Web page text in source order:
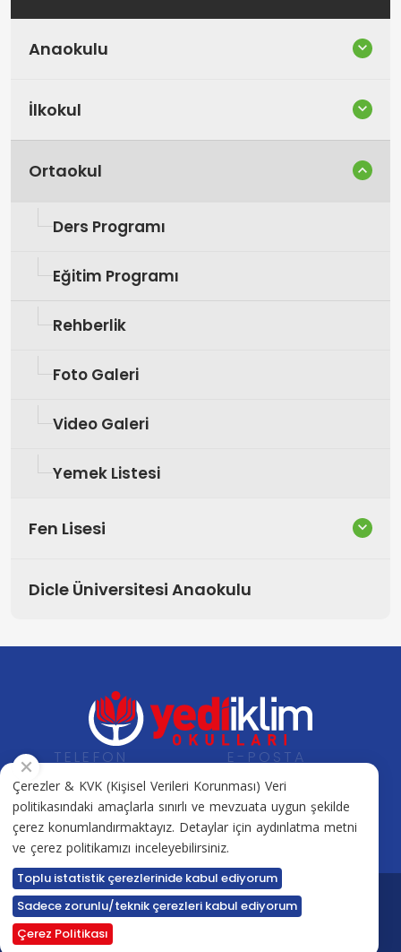
Çerezler & KVK (Kişisel Verileri Korunması) Veri
politikasındaki amaçlarla sınırlı ve mevzuata uygun şekilde
çerez konumlandırmaktayız. Detaylar için aydınlatma metni
ve çerez politikamızı inceleyebilirsiniz.
Toplu istatistik çerezlerinide kabul ediyorum
Sadece zorunlu/teknik çerezleri kabul ediyorum
Çerez Politikası
Anaokulu
İlkokul
Ortaokul
Ders Programı
Eğitim Programı
Rehberlik
Foto Galeri
Video Galeri
Yemek Listesi
Fen Lisesi
Dicle Üniversitesi Anaokulu
TELEFON
+90 412 505 17 17
E-POSTA
info@yediiklimkolejleri.net
Tüm hakkı saklıdır. ©Yediiklim Okulları